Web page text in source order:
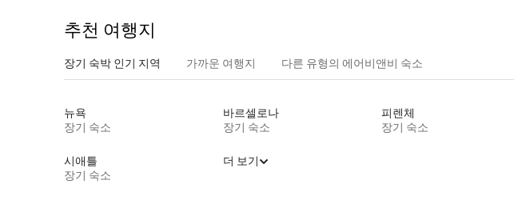
추천 여행지
장기 숙박 인기 지역 가까운 여행지 다른 유형의 에어비앤비 숙소
뉴욕
장기 숙소
바르셀로나
장기 숙소
피렌체
장기 숙소
시애틀
장기 숙소
더 보기